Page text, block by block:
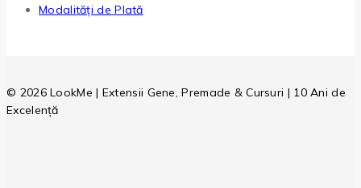
Modalități de Plată
© 2026 LookMe | Extensii Gene, Premade & Cursuri | 10 Ani de
Excelență